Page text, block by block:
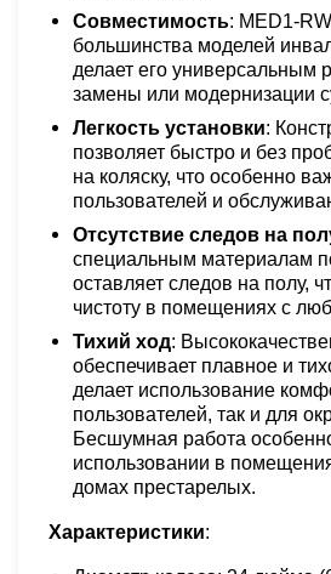
Совместимость: MED1-
большинства моделей
делает его универсальным
замены или модернизации
Легкость установки:
позволяет быстро и без
на коляску, что особенно
пользователей и
Отсутствие следов на
специальным материалам
оставляет следов на полу,
чистоту в помещениях с
Тихий ход:
обеспечивает плавное и
делает использование
пользователей, так и для
Бесшумная работа
использовании в
домах престарелых.
Характеристики: